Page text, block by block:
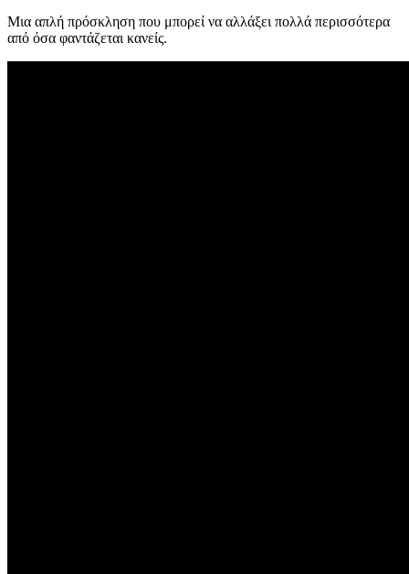
Μια απλή πρόσκληση που μπορεί να αλλάξει πολλά περισσότερα
από όσα φαντάζεται κανείς.